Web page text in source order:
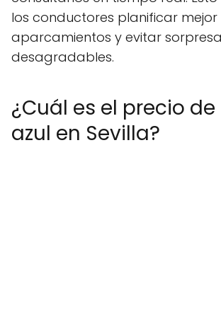
los conductores planificar mejor
aparcamientos y evitar
desagradables.
¿Cuál es el precio
azul en Sevilla?